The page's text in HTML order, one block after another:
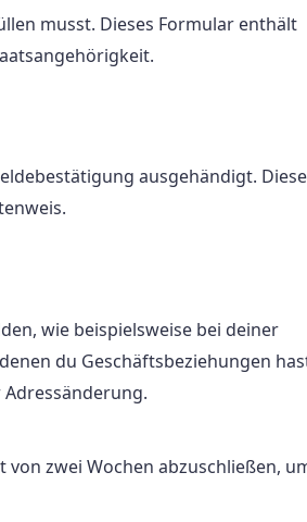
musst. Dieses Formular enthält
ausgehändigt. Diese
wie beispielsweise bei deiner
du Geschäftsbeziehungen
zwei Wochen abzuschließen,